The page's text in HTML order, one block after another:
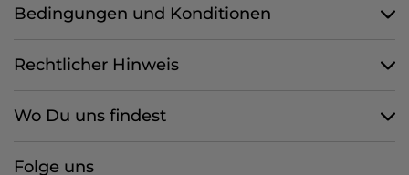
Bedingungen und Konditionen
Rechtlicher Hinweis
Wo Du uns findest
Folge uns